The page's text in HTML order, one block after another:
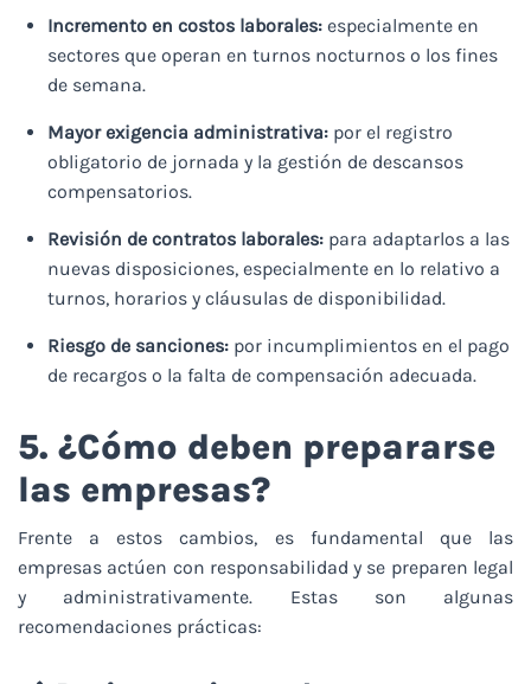
Incremento en costos laborales: especialmente en
sectores que operan en turnos nocturnos o los fines
de semana.
Mayor exigencia administrativa: por el registro
obligatorio de jornada y la gestión de descansos
compensatorios.
Revisión de contratos laborales: para adaptarlos a las
nuevas disposiciones, especialmente en lo relativo a
turnos, horarios y cláusulas de disponibilidad.
Riesgo de sanciones: por incumplimientos en el pago
de recargos o la falta de compensación adecuada.
5. ¿Cómo deben prepararse
las empresas?
Frente a estos cambios, es fundamental que las
empresas actúen con responsabilidad y se preparen legal
y administrativamente. Estas son algunas
recomendaciones prácticas: